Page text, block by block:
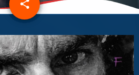
share
email